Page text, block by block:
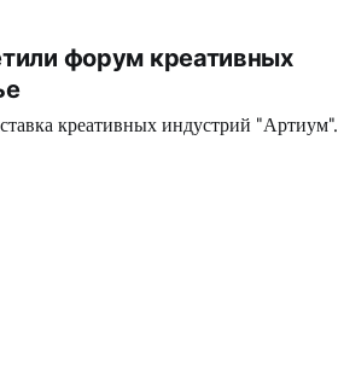
форум креативных
креативных индустрий "Артиум".